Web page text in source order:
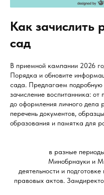
Как зачислить
сад
В приемной кампании 2026
Порядка и обновите
сада. Предлагаем подробную
зачисление воспитанника: от
до оформления личного
перечень документов,
образования и памятка для
в разные
Минобрнауки и
деятельности и
правовых актов.